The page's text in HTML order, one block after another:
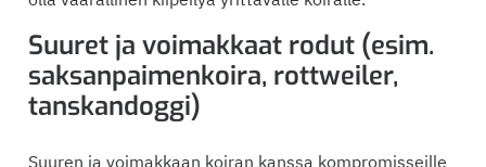
Suuret ja voimakkaat rodut (esim.
saksanpaimenkoira, rottweiler,
tanskandoggi)
Suuren ja voimakkaan koiran kanssa kompromisseille